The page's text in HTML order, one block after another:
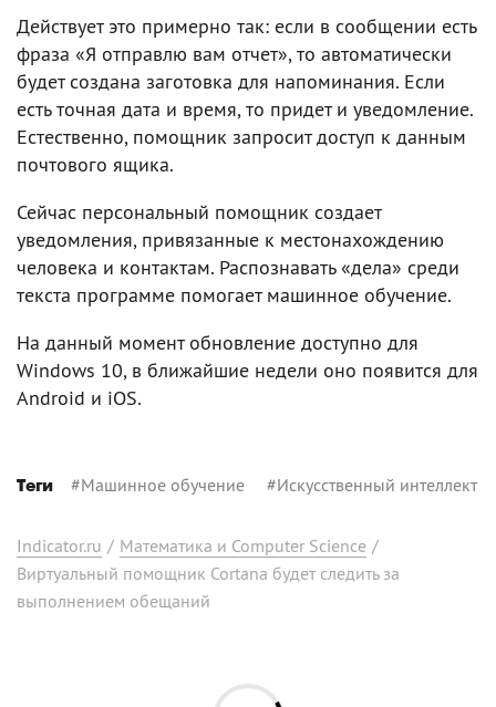
Действует это примерно так: если в сообщении есть
фраза «Я отправлю вам отчет», то автоматически
будет создана заготовка для напоминания. Если
есть точная дата и время, то придет и уведомление.
Естественно, помощник запросит доступ к данным
почтового ящика.
Сейчас персональный помощник создает
уведомления, привязанные к местонахождению
человека и контактам. Распознавать «дела» среди
текста программе помогает машинное обучение.
На данный момент обновление доступно для
Windows 10, в ближайшие недели оно появится для
Android и iOS.
Теги #Машинное обучение #Искусственный интеллект
Indicator.ru / Математика и Computer Science /
Виртуальный помощник Cortana будет следить за
выполнением обещаний